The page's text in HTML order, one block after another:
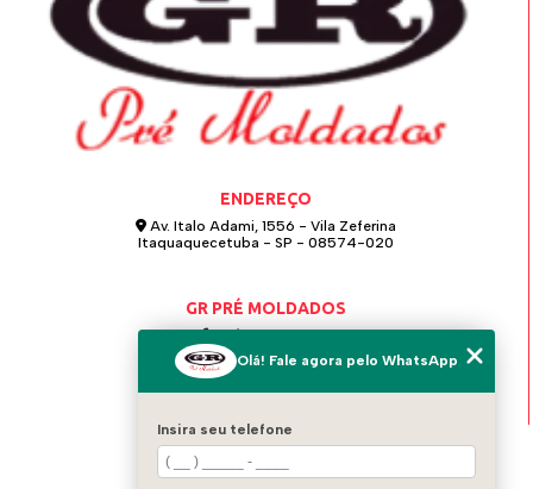
ENDEREÇO
Av. Italo Adami, 1556 - Vila Zeferina
Itaquaquecetuba - SP - 08574-020
GR PRÉ MOLDADOS
(11) 4642-0021
(11) 97124-6115
HOME
Olá! Fale agora pelo WhatsApp
Insira seu telefone